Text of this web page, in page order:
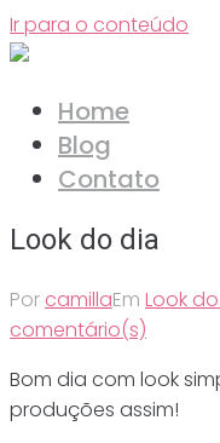
Ir para o conteúdo
Home
Blog
Contato
Look do dia
Por camillaEm Look
comentário(s)
Bom dia com look
produções assim!